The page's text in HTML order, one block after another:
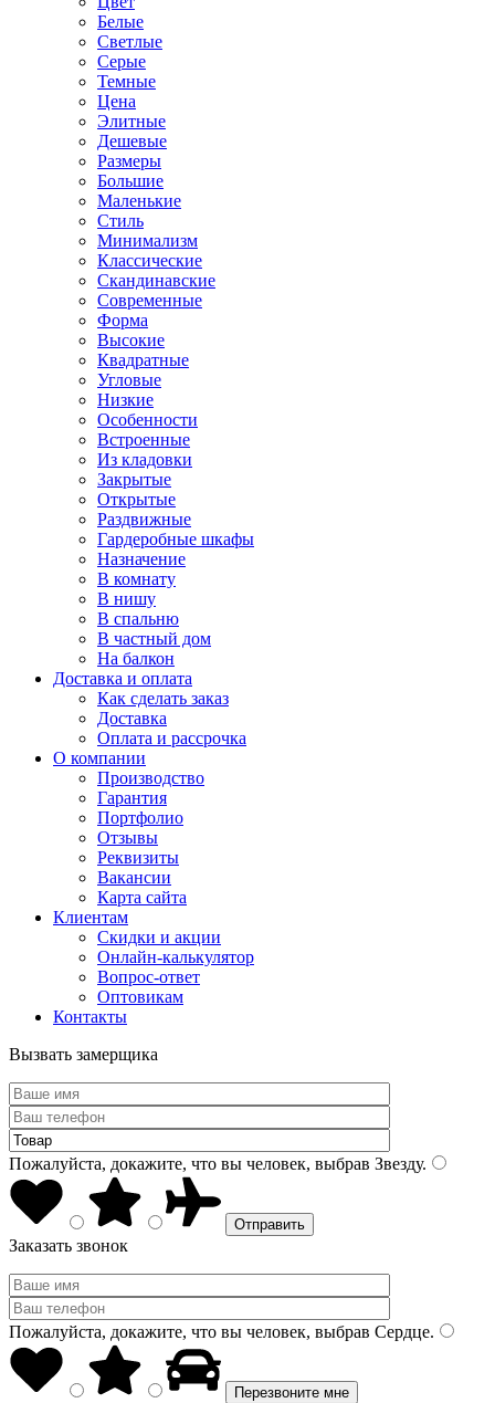
Белые
Светлые
Серые
Темные
Цена
Элитные
Дешевые
Размеры
Большие
Маленькие
Стиль
Минимализм
Классические
Скандинавские
Современные
Форма
Высокие
Квадратные
Угловые
Низкие
Особенности
Встроенные
Из кладовки
Закрытые
Открытые
Раздвижные
Гардеробные шкафы
Назначение
В комнату
В нишу
В спальню
В частный дом
На балкон
Доставка и оплата
Как сделать заказ
Доставка
Оплата и рассрочка
О компании
Производство
Гарантия
Портфолио
Отзывы
Реквизиты
Вакансии
Карта сайта
Клиентам
Скидки и акции
Онлайн-калькулятор
Вопрос-ответ
Оптовикам
Контакты
Вызвать замерщика
Пожалуйста, докажите, что вы человек, выбрав Звезду.
Заказать звонок
Пожалуйста, докажите, что вы человек, выбрав Сердце.